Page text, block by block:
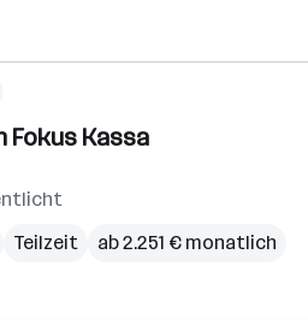
Fokus Kassa
Teilzeit ab 2.251 € monatlich